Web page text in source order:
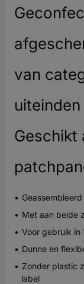
van
Geschikt
Met aan beide
Voor gebruik in
Dunne en
Zonder plastic
label